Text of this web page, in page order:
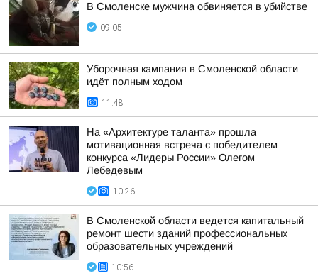
В Смоленске мужчина обвиняется в убийстве
09:05
Уборочная кампания в Смоленской области
идёт полным ходом
11:48
На «Архитектуре таланта» прошла
мотивационная встреча с победителем
конкурса «Лидеры России» Олегом
Лебедевым
10:26
В Смоленской области ведется капитальный
ремонт шести зданий профессиональных
образовательных учреждений
10:56